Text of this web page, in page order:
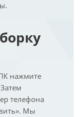
нажмите
телефона
Мы